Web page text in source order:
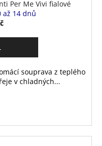
Per Me Vivi fialové
až 14 dnů
souprava z teplého
v chladných...